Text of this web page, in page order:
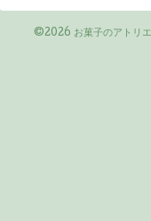
©2026 お菓子のアト